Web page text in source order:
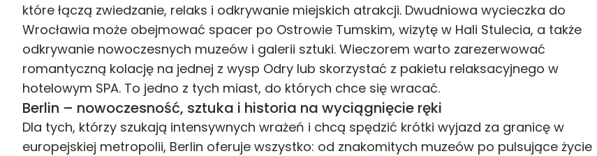
które łączą zwiedzanie, relaks i odkrywanie miejskich atrakcji. Dwudniowa wycieczka do
Wrocławia może obejmować spacer po Ostrowie Tumskim, wizytę w Hali Stulecia, a także
odkrywanie nowoczesnych muzeów i galerii sztuki. Wieczorem warto zarezerwować
romantyczną kolację na jednej z wysp Odry lub skorzystać z pakietu relaksacyjnego w
hotelowym SPA. To jedno z tych miast, do których chce się wracać.
Berlin – nowoczesność, sztuka i historia na wyciągnięcie ręki
Dla tych, którzy szukają intensywnych wrażeń i chcą spędzić krótki wyjazd za granicę w
europejskiej metropolii, Berlin oferuje wszystko: od znakomitych muzeów po pulsujące życie